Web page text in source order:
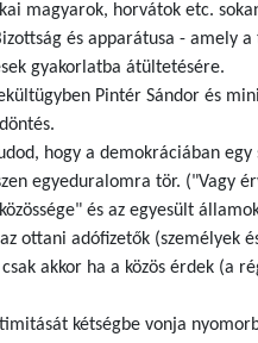
magyarok, horvátok etc.
és apparátusa -
gyakorlatba átültetésére.
Pintér Sándor és
hogy a demokráciában
egyeduralomra tör. ("Vagy
és az egyesült
ottani adófizetők
akkor ha a közös érdek
kétségbe vonja